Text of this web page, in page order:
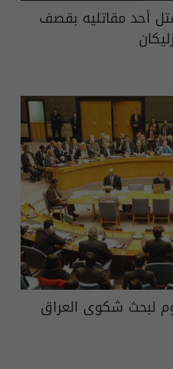
أحد مقاتليه بقصف
لبحث شكوى العراق